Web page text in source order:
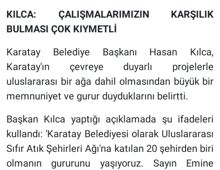
KILCA: ÇALIŞMALARIMIZIN KARŞILIK
BULMASI ÇOK KIYMETLİ
Karatay Belediye Başkanı Hasan Kılca,
Karatay'ın çevreye duyarlı projelerle
uluslararası bir ağa dahil olmasından büyük bir
memnuniyet ve gurur duyduklarını belirtti.
Başkan Kılca yaptığı açıklamada şu ifadeleri
kullandı: 'Karatay Belediyesi olarak Uluslararası
Sıfır Atık Şehirleri Ağı'na katılan 20 şehirden biri
olmanın gururunu yaşıyoruz. Sayın Emine